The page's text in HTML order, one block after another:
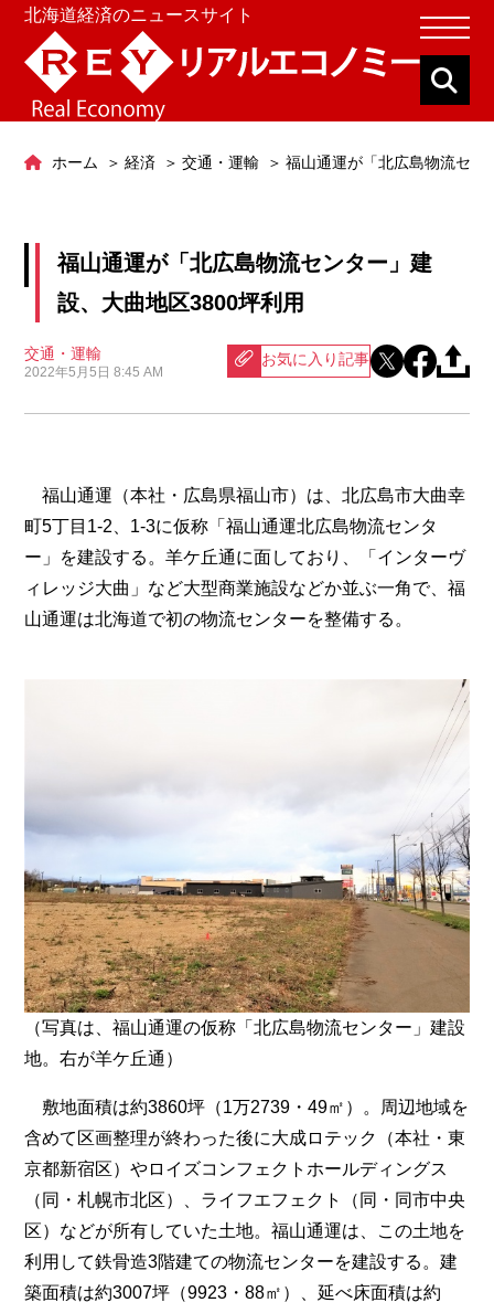
北海道経済のニュースサイト
ホーム 経済 交通・運輸 福山通運が「北広島物流セ
福山通運が「北広島物流センター」建
設、大曲地区3800坪利用
交通・運輸
2022年5月5日 8:45 AM
お気に入り記事
福山通運（本社・広島県福山市）は、北広島市大曲幸
町5丁目1-2、1-3に仮称「福山通運北広島物流センタ
ー」を建設する。羊ケ丘通に面しており、「インターヴ
ィレッジ大曲」など大型商業施設などか並ぶ一角で、福
山通運は北海道で初の物流センターを整備する。
（写真は、福山通運の仮称「北広島物流センター」建設
地。右が羊ケ丘通）
敷地面積は約3860坪（1万2739・49㎡）。周辺地域を
含めて区画整理が終わった後に大成ロテック（本社・東
京都新宿区）やロイズコンフェクトホールディングス
（同・札幌市北区）、ライフエフェクト（同・同市中央
区）などが所有していた土地。福山通運は、この土地を
利用して鉄骨造3階建ての物流センターを建設する。建
築面積は約3007坪（9923・88㎡）、延べ床面積は約